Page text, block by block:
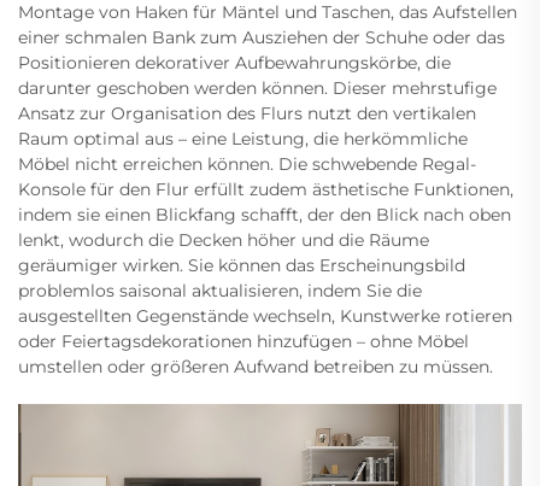
Montage von Haken für Mäntel und Taschen, das Aufstellen
einer schmalen Bank zum Ausziehen der Schuhe oder das
Positionieren dekorativer Aufbewahrungskörbe, die
darunter geschoben werden können. Dieser mehrstufige
Ansatz zur Organisation des Flurs nutzt den vertikalen
Raum optimal aus – eine Leistung, die herkömmliche
Möbel nicht erreichen können. Die schwebende Regal-
Konsole für den Flur erfüllt zudem ästhetische Funktionen,
indem sie einen Blickfang schafft, der den Blick nach oben
lenkt, wodurch die Decken höher und die Räume
geräumiger wirken. Sie können das Erscheinungsbild
problemlos saisonal aktualisieren, indem Sie die
ausgestellten Gegenstände wechseln, Kunstwerke rotieren
oder Feiertagsdekorationen hinzufügen – ohne Möbel
umstellen oder größeren Aufwand betreiben zu müssen.